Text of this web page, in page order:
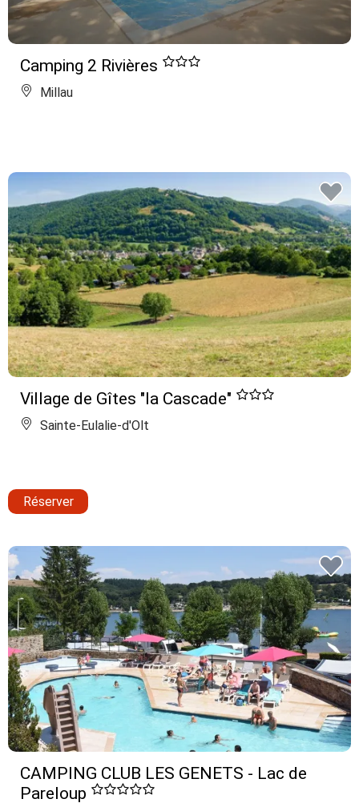
Camping 2 Rivières
Millau
Village de Gîtes "la Cascade"
Sainte-Eulalie-d'Olt
Réserver
CAMPING CLUB LES GENETS - Lac de
Pareloup